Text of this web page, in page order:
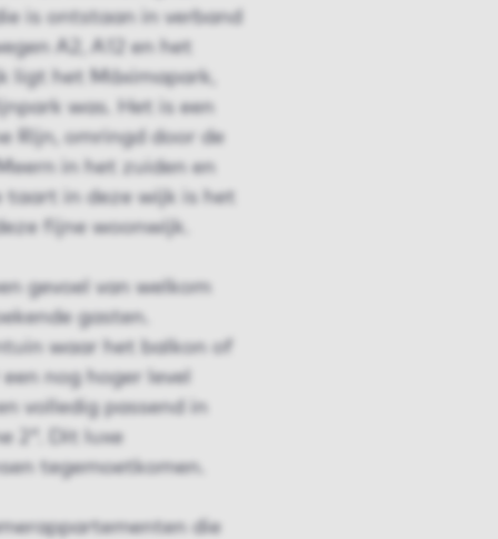
is ontstaan in verband
A2, A12 en het
ligt het Máximapark,
was. Het is een
Rijn, omringd door de
in het zuiden en
taart in deze wijk is het
fijne woonwijk.
gevoel van welkom
gasten.
waar het balkon of
nog hoger level
volledig passend in
2". Dit luxe
tegemoetkomen.
die